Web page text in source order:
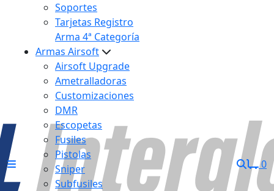
Soportes
Tarjetas Registro
Arma 4ª Categoría
Armas Airsoft
Airsoft Upgrade
Ametralladoras
Customizaciones
DMR
Escopetas
Fusiles
Pistolas
Sniper
Subfusiles
0